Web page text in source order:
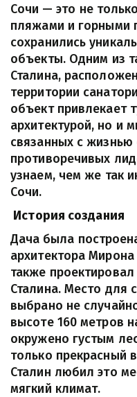
Сочи — это не
пляжами и горными
сохранились
объекты. Одним из
Сталина,
территории
объект привлекает
архитектурой, но и
связанных с
противоречивых
узнаем, чем же так
Сочи.
История создания
Дача была
архитектора
также
Сталина. Место для
выбрано не
высоте 160 метров
окружено густым
только прекрасный
Сталин любил это
мягкий климат.